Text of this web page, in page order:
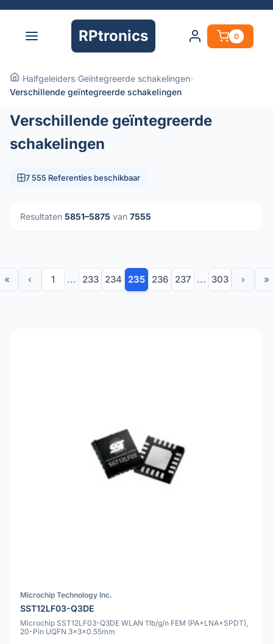
RPtronics 0
›Halfgeleiders›Geïntegreerde schakelingen›
Verschillende geïntegreerde schakelingen
Verschillende geïntegreerde
schakelingen
7 555 Referenties beschikbaar
Resultaten 5851–5875 van 7555
« ‹ 1 ... 233 234 235 236 237 ... 303 › »
Microchip Technology Inc.
SST12LF03-Q3DE
Microchip SST12LF03-Q3DE WLAN 11b/g/n FEM (PA+LNA+SPDT),
20-Pin UQFN 3x3x0.55mm